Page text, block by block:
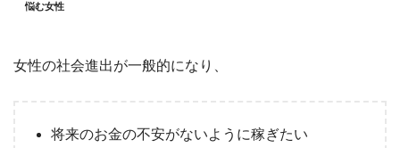
悩む女性
女性の社会進出が一般的になり、
将来のお金の不安がないように稼ぎたい